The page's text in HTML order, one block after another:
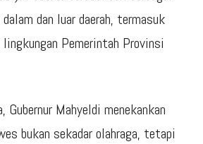
dan luar daerah, termasuk
Pemerintah Provinsi
Gubernur Mahyeldi menekankan
bukan sekadar olahraga, tetapi